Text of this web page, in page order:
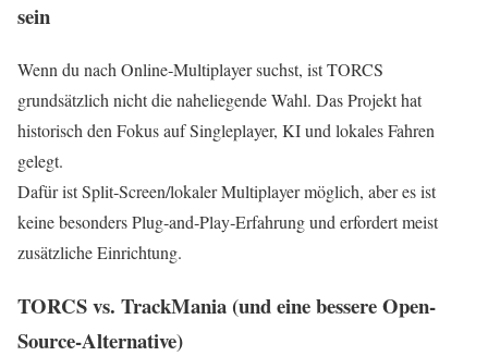
sein
Wenn du nach Online‑Multiplayer suchst, ist TORCS
grundsätzlich nicht die naheliegende Wahl. Das Projekt hat
historisch den Fokus auf Singleplayer, KI und lokales Fahren
gelegt.
Dafür ist Split‑Screen/lokaler Multiplayer möglich, aber es ist
keine besonders Plug‑and‑Play‑Erfahrung und erfordert meist
zusätzliche Einrichtung.
TORCS vs. TrackMania (und eine bessere Open-
Source-Alternative)